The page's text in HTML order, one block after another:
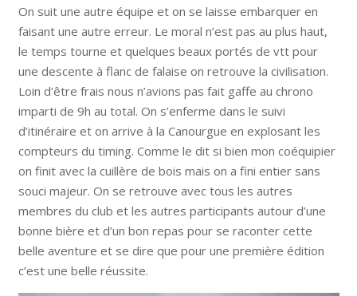
On suit une autre équipe et on se laisse embarquer en
faisant une autre erreur. Le moral n’est pas au plus haut,
le temps tourne et quelques beaux portés de vtt pour
une descente à flanc de falaise on retrouve la civilisation.
Loin d’être frais nous n’avions pas fait gaffe au chrono
imparti de 9h au total. On s’enferme dans le suivi
d’itinéraire et on arrive à la Canourgue en explosant les
compteurs du timing. Comme le dit si bien mon coéquipier
on finit avec la cuillère de bois mais on a fini entier sans
souci majeur. On se retrouve avec tous les autres
membres du club et les autres participants autour d’une
bonne bière et d’un bon repas pour se raconter cette
belle aventure et se dire que pour une première édition
c’est une belle réussite.